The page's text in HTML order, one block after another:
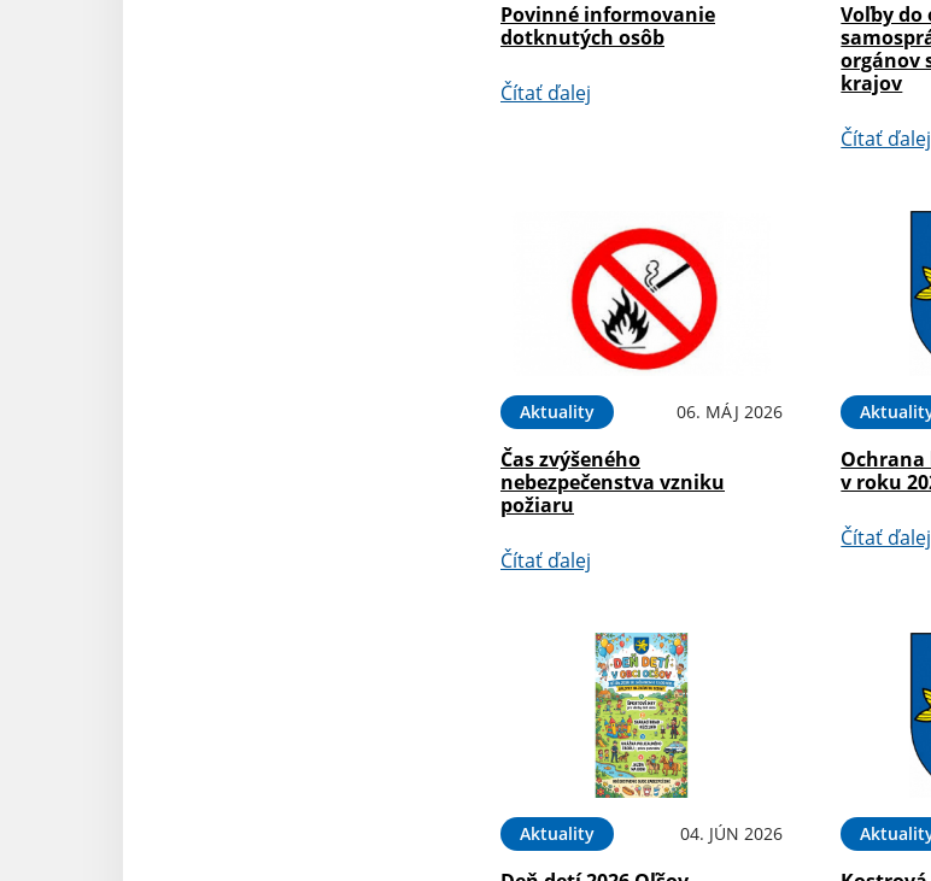
Povinné informovanie
dotknutých osôb
Čítať ďalej
Voľby do
orgánov
krajov
Čítať ďalej
Aktuality 06. MÁJ 2026
Čas zvýšeného
nebezpečenstva vzniku
požiaru
Čítať ďalej
Ochrana
v roku
Čítať ďalej
Aktuality 04. JÚN 2026